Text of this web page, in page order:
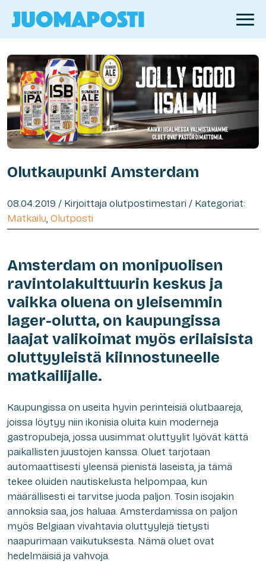
Olutkaupunki Amsterdam
08.04.2019 / Kirjoittaja olutpostimestari / Kategoriat:
Matkailu, Olutposti
Amsterdam on monipuolisen
ravintolakulttuurin keskus ja
vaikka oluena on yleisemmin
lager-olutta, on kaupungissa
laajat valikoimat myös erilaisista
oluttyyleistä kiinnostuneelle
matkailijalle.
Kaupungissa on useita hyvin perinteisiä olutbaareja,
joissa löytyy niin ikonisia oluita kuin moderneja
gastropubeja, jossa uusimmat oluttyylit lyövät kättä
paikallisten juustojen kanssa. Oluet tarjotaan
automaattisesti yleensä pienistä laseista, ja tämä
tekee oluiden nautiskelusta helpompaa, kun
määrällisesti ei tarvitse juoda paljon. Tosin isojakin
annoksia saa, jos haluaa. Amsterdamissa on paljon
myös Belgiaan vivahtavia oluttyylejä tietysti
naapurimaan vaikutuksesta. Nämä oluet ovat
hedelmäisiä ja vahvoja.